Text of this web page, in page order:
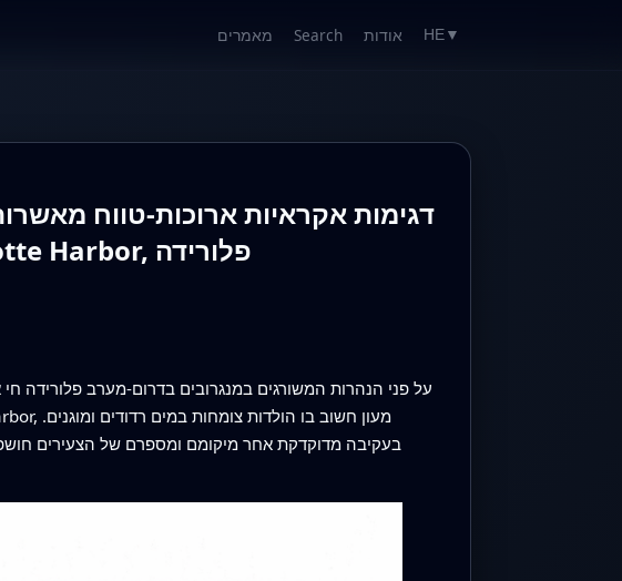
מאמרים Search אודות HE ▼
דגימות אקראיות ארוכות-טווח
צעירים של מסרק-שיניים קטן (Pristis pectinata) ב-Charlotte Harbor, פלורידה
על פני הנהרות המשורגים במנגרובים בדרום-מערב פלורידה
בעקיבה מדוקדקת אחר מיקומם ומספרם של הצעירים